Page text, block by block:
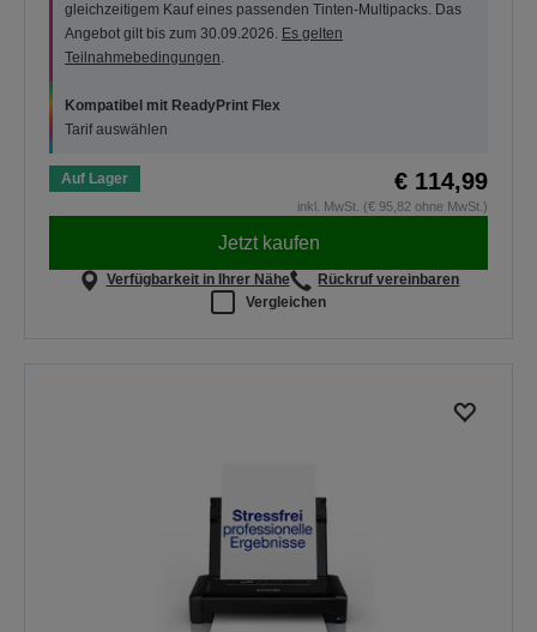
gleichzeitigem Kauf eines passenden Tinten-Multipacks. Das
Angebot gilt bis zum 30.09.2026. Es gelten
Teilnahmebedingungen.
Kompatibel mit ReadyPrint Flex
Tarif auswählen
Auf Lager € 114,99
inkl. MwSt. (€ 95,82 ohne MwSt.)
Jetzt kaufen
Verfügbarkeit in Ihrer Nähe
Rückruf vereinbaren
Vergleichen